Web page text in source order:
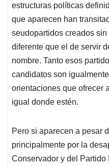
estructuras políticas
que aparecen han
seudopartidos creados
diferente que el de servir
nombre. Tanto esos
candidatos son
orientaciones que ofrecer
igual donde estén.
Pero si aparecen a pesar
principalmente por la
Conservador y del